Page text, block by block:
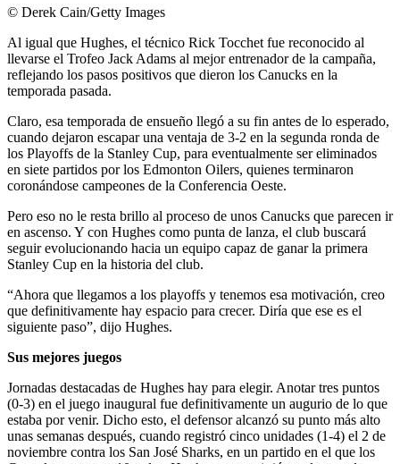
© Derek Cain/Getty Images
Al igual que Hughes, el técnico Rick Tocchet fue reconocido al
llevarse el Trofeo Jack Adams al mejor entrenador de la campaña,
reflejando los pasos positivos que dieron los Canucks en la
temporada pasada.
Claro, esa temporada de ensueño llegó a su fin antes de lo esperado,
cuando dejaron escapar una ventaja de 3-2 en la segunda ronda de
los Playoffs de la Stanley Cup, para eventualmente ser eliminados
en siete partidos por los Edmonton Oilers, quienes terminaron
coronándose campeones de la Conferencia Oeste.
Pero eso no le resta brillo al proceso de unos Canucks que parecen ir
en ascenso. Y con Hughes como punta de lanza, el club buscará
seguir evolucionando hacia un equipo capaz de ganar la primera
Stanley Cup en la historia del club.
“Ahora que llegamos a los playoffs y tenemos esa motivación, creo
que definitivamente hay espacio para crecer. Diría que ese es el
siguiente paso”, dijo Hughes.
Sus mejores juegos
Jornadas destacadas de Hughes hay para elegir. Anotar tres puntos
(0-3) en el juego inaugural fue definitivamente un augurio de lo que
estaba por venir. Dicho esto, el defensor alcanzó su punto más alto
unas semanas después, cuando registró cinco unidades (1-4) el 2 de
noviembre contra los San José Sharks, en un partido en el que los